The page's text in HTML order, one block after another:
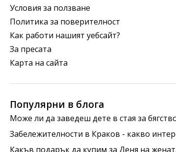
Условия за ползване
Политика за поверителност
Как работи нашият уебсайт?
За пресата
Карта на сайта
Популярни в блога
Може ли да заведеш дете в стая за
Забележителности в Краков - какво
Какъв подарък да купим за Деня на